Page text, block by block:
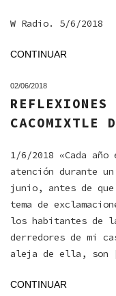
W Radio. 5/6/2018
CONTINUAR
02/06/2018
CACOMIXTLE
1/6/2018 «Cada año
atención durante
junio, antes de
tema de
los habitantes de
derredores de mi
aleja de ella, son
CONTINUAR